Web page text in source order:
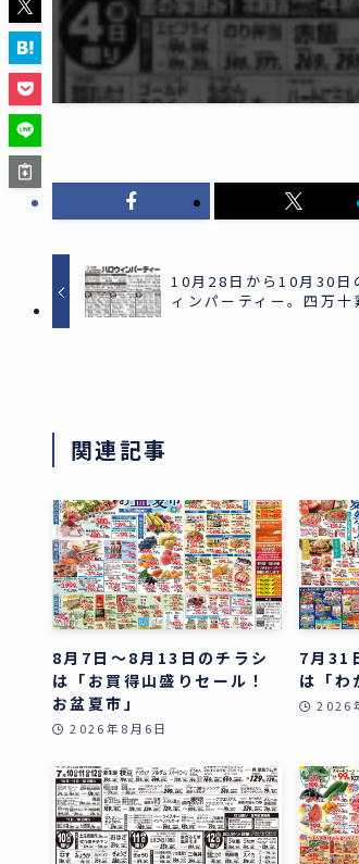
10月28日から10月30日
ィンパーティー。四万十
関連記事
8月7日～8月13日のチラシ
は「お買得山盛りセール！
お盆夏市」
2026年8月6日
7月31
は「わ
2026